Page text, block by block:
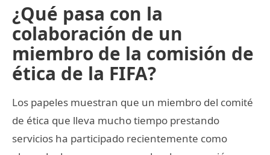
¿Qué pasa con la
colaboración de un
miembro de la comisión de
ética de la FIFA?
Los papeles muestran que un miembro del comité
de ética que lleva mucho tiempo prestando
servicios ha participado recientemente como